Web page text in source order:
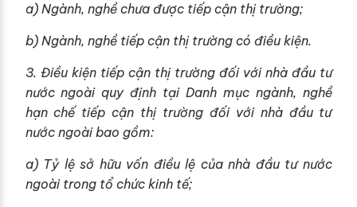
a) Ngành, nghề chưa được tiếp cận thị trường;
b) Ngành, nghề tiếp cận thị trường có điều kiện.
3. Điều kiện tiếp cận thị trường đối với nhà đầu tư
nước ngoài quy định tại Danh mục ngành, nghề
hạn chế tiếp cận thị trường đối với nhà đầu tư
nước ngoài bao gồm:
a) Tỷ lệ sở hữu vốn điều lệ của nhà đầu tư nước
ngoài trong tổ chức kinh tế;